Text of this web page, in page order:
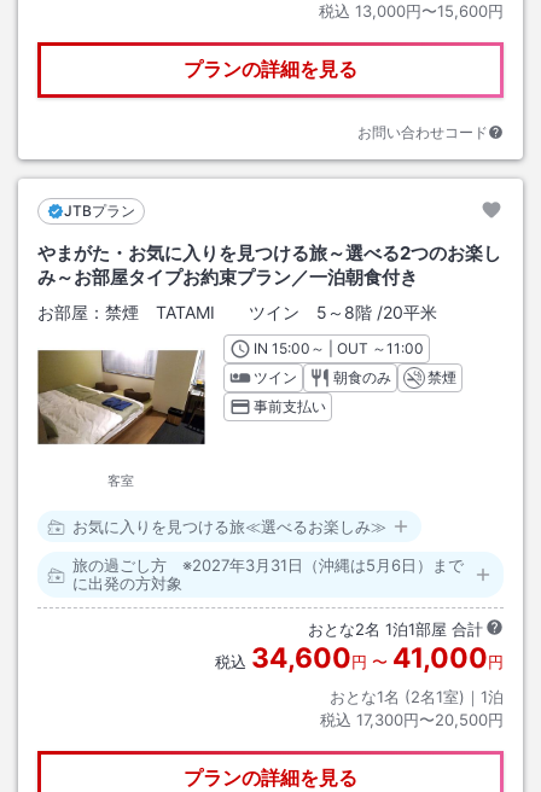
税込 13,000円〜15,600円
プランの詳細を見る
お問い合わせコード
JTBプラン
やまがた・お気に入りを見つける旅～選べる2つのお楽し
み～お部屋タイプお約束プラン／一泊朝食付き
お部屋： 禁煙 TATAMI ツイン 5～8階 /20平米
客室
INチェックイン
15:00 ～ | OUT チェックアウト
～11:00
ツイン
朝食のみ
禁煙
事前支払い
お気に入りを見つける旅≪選べるお楽しみ≫
旅の過ごし方 ※2027年3月31日（沖縄は5月6日）まで
に出発の方対象
おとな2名 1泊1部屋 合計
税込 34,600円 〜 41,000円
おとな1名 (2名1室)｜ 1泊
税込 17,300円〜20,500円
プランの詳細を見る